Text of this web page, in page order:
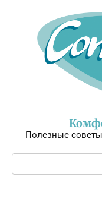
Полезные
Поиск: